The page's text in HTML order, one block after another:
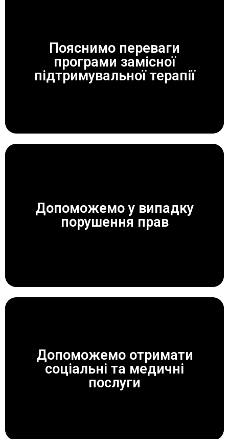
Пояснимо переваги
програми замісної
підтримувальної терапії
ЗАВЖДИ ДОПОМОЖЕМО!
Допоможемо у випадку
порушення прав
ЗАВЖДИ ДОПОМОЖЕМО!
Допоможемо отримати
соціальні та медичні
послуги
ЗАВЖДИ ДОПОМОЖЕМО!